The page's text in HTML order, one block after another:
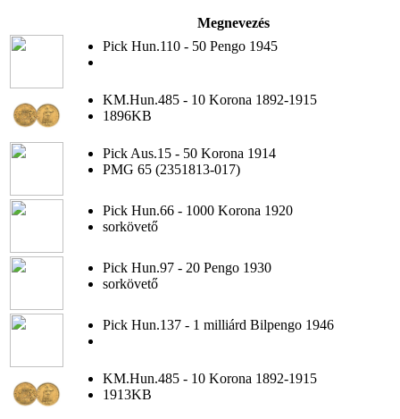
Megnevezés
Pick Hun.110 - 50 Pengo 1945
KM.Hun.485 - 10 Korona 1892-1915
1896KB
Pick Aus.15 - 50 Korona 1914
PMG 65 (2351813-017)
Pick Hun.66 - 1000 Korona 1920
sorkövető
Pick Hun.97 - 20 Pengo 1930
sorkövető
Pick Hun.137 - 1 milliárd Bilpengo 1946
KM.Hun.485 - 10 Korona 1892-1915
1913KB